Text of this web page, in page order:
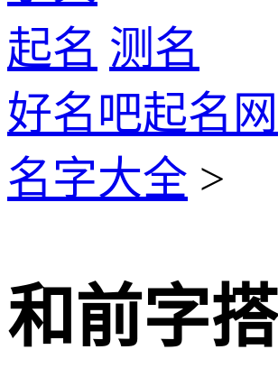
起名 测名
好名吧起名网
名字大全 >
和前字